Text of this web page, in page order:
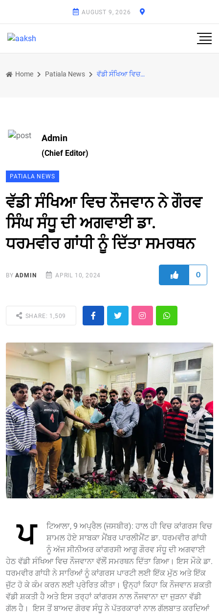
AUGUST 9, 2026
Home Patiala News ਵੱਡੀ ਸੰਖਿਆ ਵਿਚ ਨੌਜਵਾਨ ਨੇ ਗੌਰਵ ਸਿੰਘ ਸੰਧੂ ਦੀ ਅਗਵਾਈ ਡਾ. ਧਰਮਵੀਰ ਗਾਂਧੀ ਨੂੰ ਦਿੱਤਾ ਸਮਰਥਨ
Admin
(Chief Editor)
PATIALA NEWS
ਵੱਡੀ ਸੰਖਿਆ ਵਿਚ ਨੌਜਵਾਨ ਨੇ ਗੌਰਵ
ਸਿੰਘ ਸੰਧੂ ਦੀ ਅਗਵਾਈ ਡਾ.
ਧਰਮਵੀਰ ਗਾਂਧੀ ਨੂੰ ਦਿੱਤਾ ਸਮਰਥਨ
BYADMIN APRIL 10, 2024 0
SHARE: 1,509
ਪ
ਟਿਆਲਾ, 9 ਅਪ੍ਰੈਲ (ਜਸਬੀਰ): ਹਾਲ ਹੀ ਵਿਚ ਕਾਂਗਰਸ ਵਿਚ
ਸ਼ਾਮਲ ਹੋਏ ਸਾਬਕਾ ਮੈਂਬਰ ਪਾਰਲੀਮੈਂਟ ਡਾ. ਧਰਮਵੀਰ ਗਾਂਧੀ
ਨੂੰ ਅੱਜ ਸੀਨੀਅਰ ਕਾਂਗਰਸੀ ਆਗੂ ਗੌਰਵ ਸੰਧੂ ਦੀ ਅਗਵਾਈ
ਹੇਠ ਵੱਡੀ ਸੰਖਿਆ ਵਿਚ ਨੌਜਵਾਨਾ ਵੱਲੌਂ ਸਮਰਥਨ ਦਿੱਤਾ ਗਿਆ। ਇਸ ਮੌਕੇ ਡਾ.
ਧਰਮਵੀਰ ਗਾਂਧੀ ਨੇ ਸਾਰਿਆਂ ਨੂੰ ਕਾਂਗਰਸ ਪਾਰਟੀ ਲਈ ਇੱਕ ਮੁੱਠ ਅਤੇ ਇੱਕ
ਜੁੱਟ ਹੋ ਕੇ ਕੰਮ ਕਰਨ ਲਈ ਪ੍ਰੇਰਿਤ ਕੀਤਾ। ਉਨ੍ਹਾਂ ਕਿਹਾ ਕਿ ਨੌਜਵਾਨ ਸ਼ਕਤੀ
ਵੱਡੀ ਸ਼ਕਤੀ ਹੈ ਅਤੇ ਇਸ ਤਰ੍ਹਾਂ ਕਾਂਗਰਸ ਨਾਲ ਨੌਜਵਾਨਾ ਦਾ ਜੁੜਨਾ ਵੱਡੀ
ਗੱਲ ਹੈ। ਇਸ ਤੋਂ ਬਾਅਦ ਗੋਰਵ ਸੰਧੂ ਨੇ ਪੱਤਰਕਾਰਾਂ ਨਾਲ ਗੱਲਬਾਤ ਕਰਦਿਆਂ